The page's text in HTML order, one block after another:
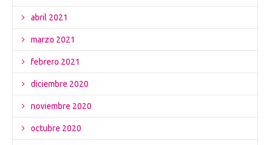
abril 2021
marzo 2021
febrero 2021
diciembre 2020
noviembre 2020
octubre 2020